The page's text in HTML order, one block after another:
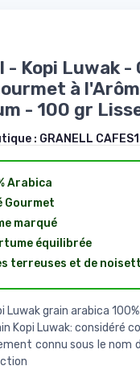
- Kopi Luwak -
à
- 100 gr
: GRANELL
Arabica
Gourmet
marqué
équilibrée
terreuses et de
Luwak grain arabica
Kopi Luwak: considéré
connu sous le